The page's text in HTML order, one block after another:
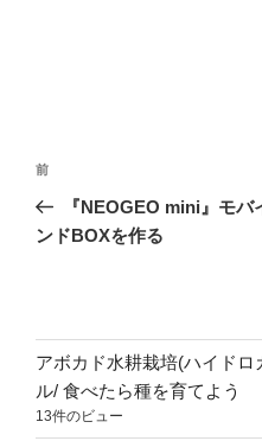
投
ナ
シ
ョ
ン
前
の
投
前
『NEOGEO mini』モ
ンドBOXを作る
アボカド水耕栽培(ハイド
ル/ 食べたら種を育てよう
13件のビュー